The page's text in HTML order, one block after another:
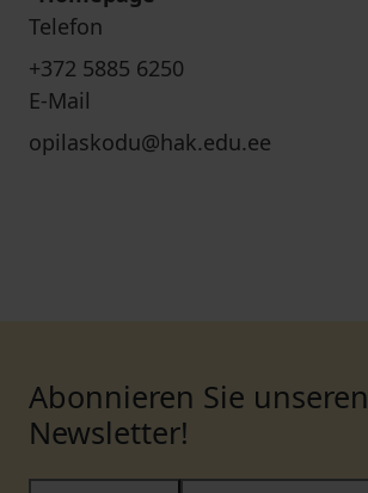
Telefon
+372 5885 6250
E-Mail
opilaskodu@hak.edu.ee
Abonnieren Sie unseren
Newsletter!